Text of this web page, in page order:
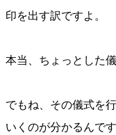
印を出す訳ですよ。
本当、ちょっとした
でもね、その儀式を
いくのが分かるんです